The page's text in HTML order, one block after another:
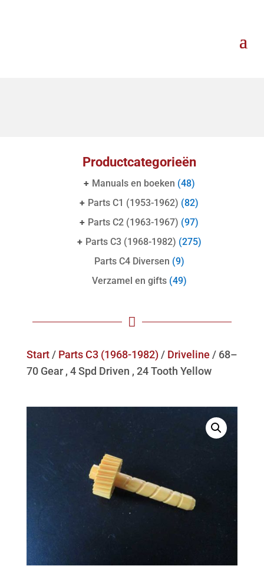
Productcategorieën
+ Manuals en boeken (48)
+ Parts C1 (1953-1962) (82)
+ Parts C2 (1963-1967) (97)
+ Parts C3 (1968-1982) (275)
Parts C4 Diversen (9)
Verzamel en gifts (49)

Start/ Parts C3 (1968-1982)/ Driveline / 68–
70 Gear , 4 Spd Driven , 24 Tooth Yellow